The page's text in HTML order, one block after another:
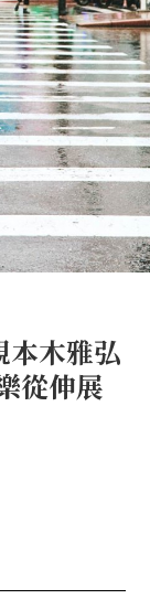
本木雅弘
從伸展